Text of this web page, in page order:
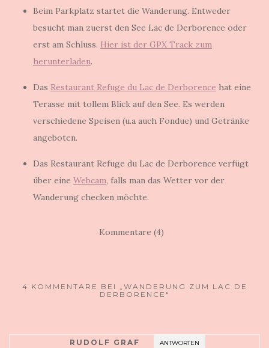
Beim Parkplatz startet die Wanderung. Entweder
besucht man zuerst den See Lac de Derborence oder
erst am Schluss. Hier ist der GPX Track zum
herunterladen.
Das Restaurant Refuge du Lac de Derborence hat eine
Terasse mit tollem Blick auf den See. Es werden
verschiedene Speisen (u.a auch Fondue) und Getränke
angeboten.
Das Restaurant Refuge du Lac de Derborence verfügt
über eine Webcam, falls man das Wetter vor der
Wanderung checken möchte.
Kommentare (4)
4 KOMMENTARE BEI „WANDERUNG ZUM LAC DE
DERBORENCE“
RUDOLF GRAF ANTWORTEN